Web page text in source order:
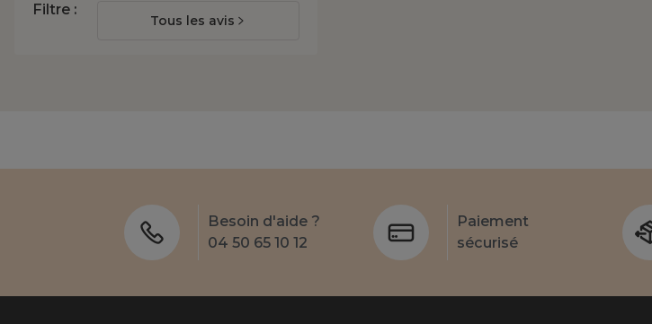
Filtre :
Tous les avis
Besoin d'aide ?
04 50 65 10 12
Paiement
sécurisé